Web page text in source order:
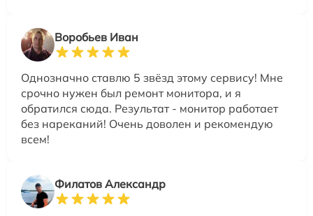
Воробьев Иван
Однозначно ставлю 5 звёзд этому сервису! Мне
срочно нужен был ремонт монитора, и я
обратился сюда. Результат - монитор работает
без нареканий! Очень доволен и рекомендую
всем!
Филатов Александр